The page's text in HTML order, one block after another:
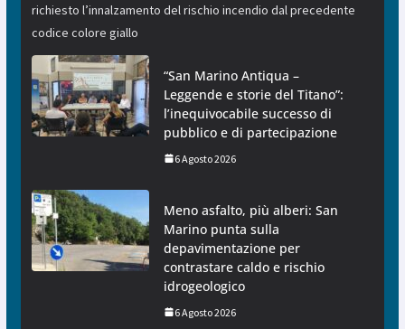
richiesto l’innalzamento del rischio incendio dal precedente
codice colore giallo
“San Marino Antiqua –
Leggende e storie del Titano”:
l’inequivocabile successo di
pubblico e di partecipazione
6 Agosto 2026
Meno asfalto, più alberi: San
Marino punta sulla
depavimentazione per
contrastare caldo e rischio
idrogeologico
6 Agosto 2026